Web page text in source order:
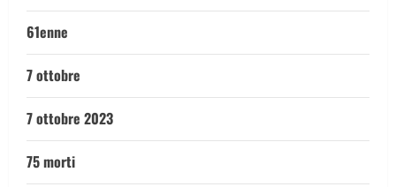
61enne
7 ottobre
7 ottobre 2023
75 morti